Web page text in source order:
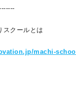
スクールとは
machi-school